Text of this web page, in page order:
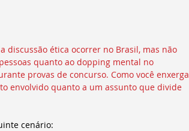
discussão ética ocorrer no Brasil, mas não
quanto ao dopping mental no
provas de concurso. Como você enxerga
envolvido quanto a um assunto que divide
cenário: